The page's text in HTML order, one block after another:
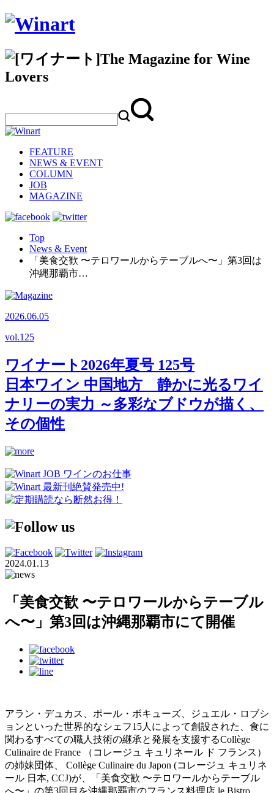
FEATURE
NEWS & EVENT
COLUMN
JOB
MAGAZINE
Top
News & Event
「美⻝交歓 〜テロワールからテーブルへ〜」第3回は
沖縄那覇市…
2026.06.05
vol.125
ワイナート2026年夏号 125号
日本ワイン 中国地方 静かに光るワイ
ナリーの実力 ～多彩なブドウが描く、
その個性
2024.01.13
「美⻝交歓 〜テロワールからテーブル
へ〜」第3回は沖縄那覇市にて開催
アラン・デュカス、ポール・ボキューズ、ジュエル・ロブシ
ョンといった世界的なシェフ15人によって創設された、食に
関わるすべての職人技術の継承と発展を支援するCollège
Culinaire de France （コレージュ キュリネール ド フランス）
の姉妹団体、 Collège Culinaire du Japon (コレージュ キュリネ
ール 日本, CCJ)が、「美⻝交歓 〜テロワールからテーブル